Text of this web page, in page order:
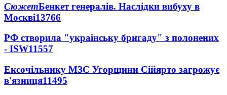
СюжетБенкет генералів. Наслідки вибуху в
Москві13766
РФ створила "українську бригаду" з полонених
- ISW11557
Ексочільнику МЗС Угорщини Сійярто загрожує
в'язниця11495